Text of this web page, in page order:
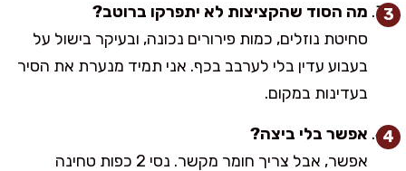
מה הסוד שהקציצות לא יתפרקו ברוטב?
סחיטת נוזלים, כמות פירורים נכונה, ובעיקר בישול על
בעבוע עדין בלי לערבב בכף. אני תמיד מנערת את הסיר
בעדינות במקום.
אפשר בלי ביצה?
אפשר, אבל צריך חומר מקשר. נסי 2 כפות טחינה